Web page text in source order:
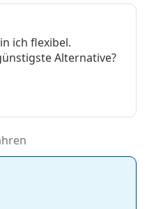
ich flexibel.
Alternative?